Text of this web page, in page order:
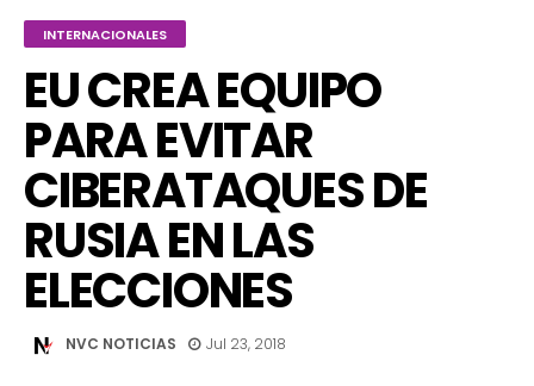
INTERNACIONALES
EU CREA EQUIPO
PARA EVITAR
CIBERATAQUES DE
RUSIA EN LAS
ELECCIONES
NVC NOTICIAS Jul 23, 2018